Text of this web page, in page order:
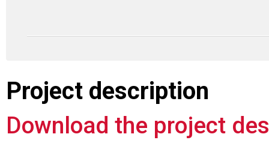
Project description
Download the project